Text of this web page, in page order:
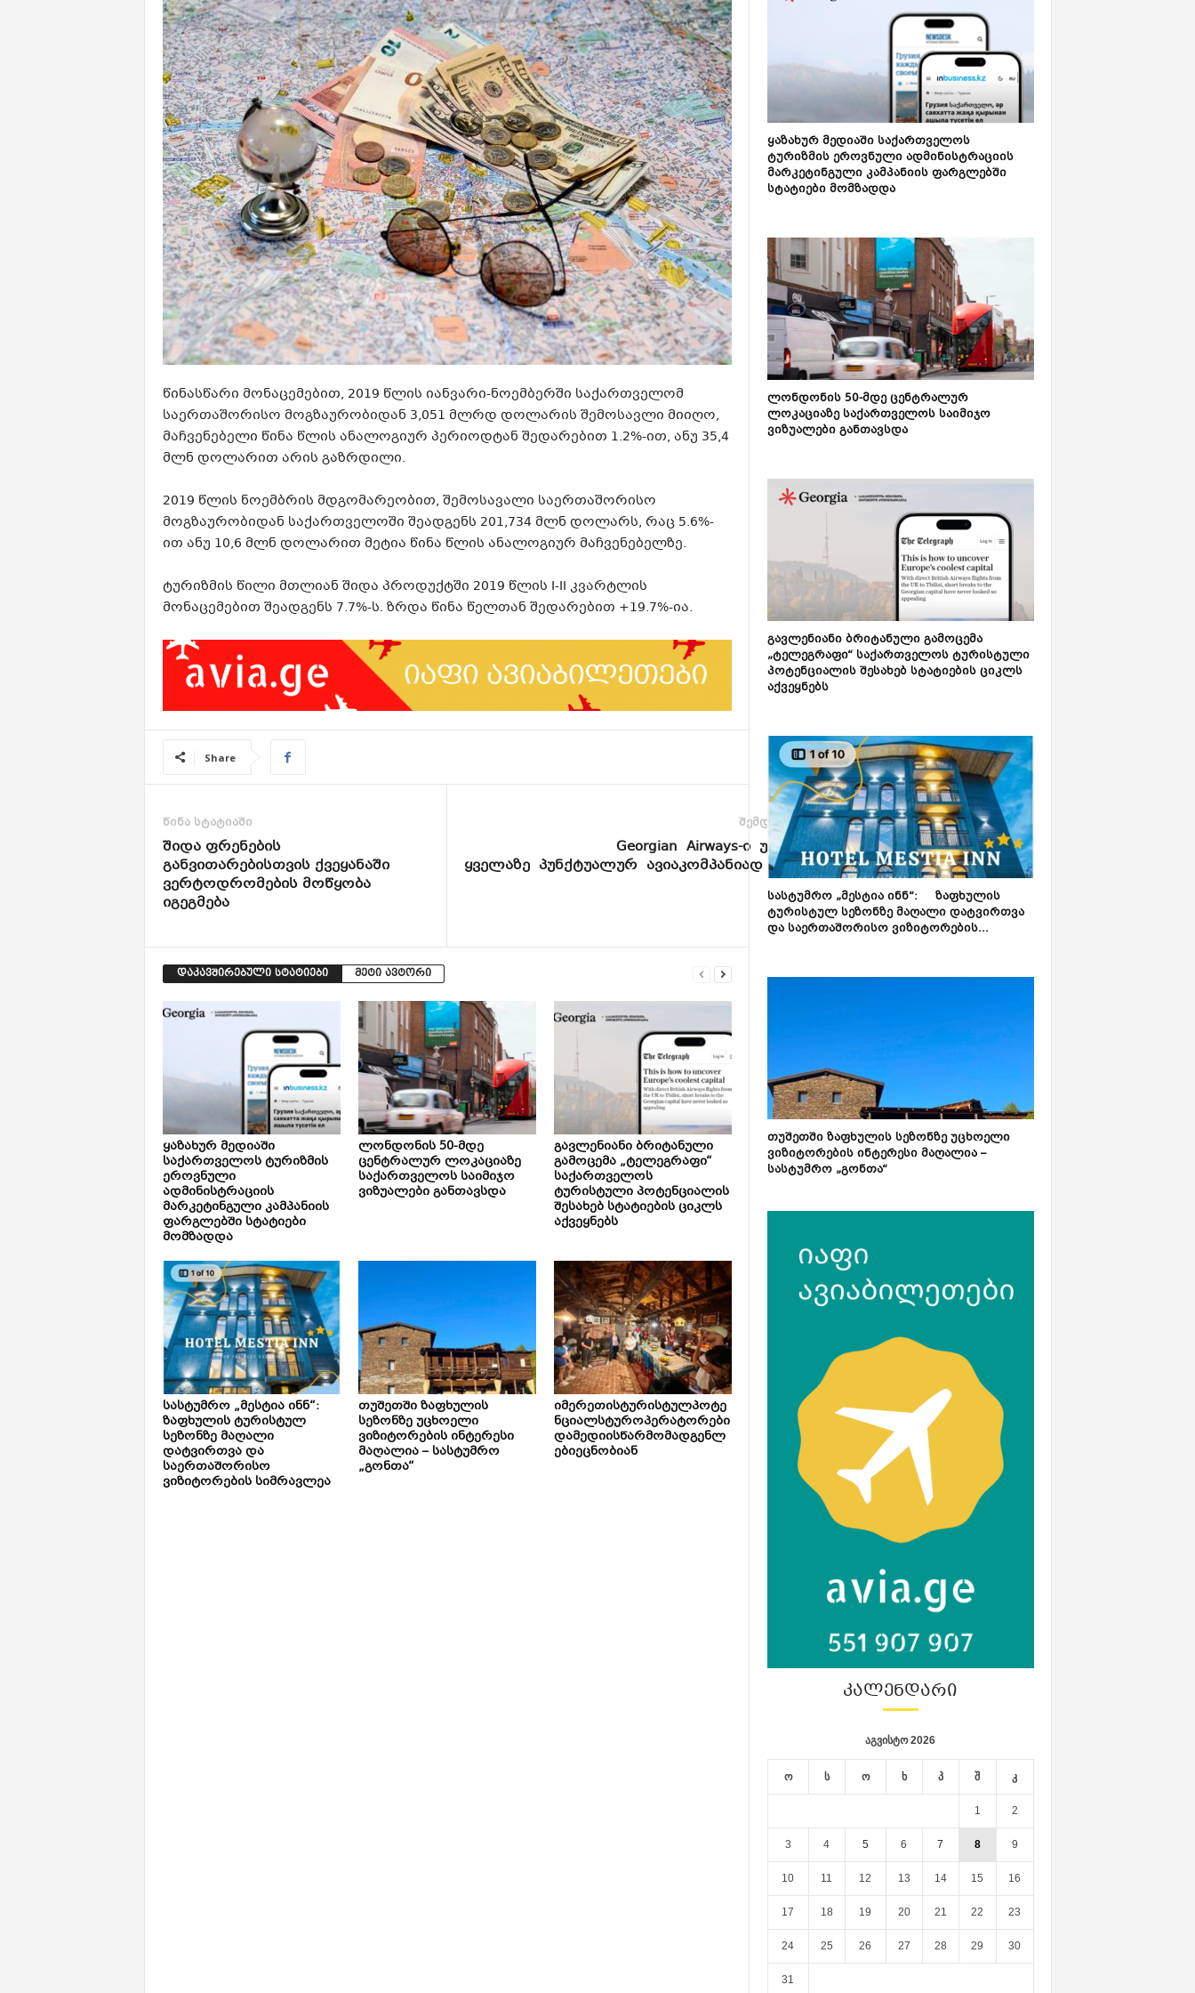
წინასწარი მონაცემებით, 2019 წლის იანვარი-ნოემბერში საქართველომ
საერთაშორისო მოგზაურობიდან 3,051 მლრდ დოლარის შემოსავლი მიიღო,
მაჩვენებელი წინა წლის ანალოგიურ პერიოდტან შედარებით 1.2%-ით, ანუ 35,4
მლნ დოლარით არის გაზრდილი.
2019 წლის ნოემბრის მდგომარეობით, შემოსავალი საერთაშორისო
მოგზაურობიდან საქართველოში შეადგენს 201,734 მლნ დოლარს, რაც 5.6%-
ით ანუ 10,6 მლნ დოლარით მეტია წინა წლის ანალოგიურ მაჩვენებელზე.
ტურიზმის წილი მთლიან შიდა პროდუქტში 2019 წლის I-II კვარტლის
მონაცემებით შეადგენს 7.7%-ს. ზრდა წინა წელთან შედარებით +19.7%-ია.
Share
წინა სტატიაში
შიდა ფრენების
განვითარებისთვის ქვეყანაში
ვერტოდრომების მოწყობა
იგეგმება
შემდეგი სტატია
Georgian Airways-ი უკრაინაში
ყველაზე პუნქტუალურ ავიაკომპანიად აღიარეს
დაკავშირებული სტატიები მეტი ავტორი
ყაზახურ მედიაში
საქართველოს ტურიზმის
ეროვნული
ადმინისტრაციის
მარკეტინგული კამპანიის
ფარგლებში სტატიები
მომზადდა
ლონდონის 50-მდე
ცენტრალურ ლოკაციაზე
საქართველოს საიმიჯო
ვიზუალები განთავსდა
გავლენიანი ბრიტანული
გამოცემა „ტელეგრაფი“
საქართველოს
ტურისტული პოტენციალის
შესახებ სტატიების ციკლს
აქვეყნებს
სასტუმრო „მესტია ინნ“:
ზაფხულის ტურისტულ
სეზონზე მაღალი
დატვირთვა და
საერთაშორისო
ვიზიტორების სიმრავლეა
თუშეთში ზაფხულის
სეზონზე უცხოელი
ვიზიტორების ინტერესი
მაღალია – სასტუმრო
„გონთა“
იმერეთისტურისტულპოტე
ნციალსტუროპერატორები
დამედიისწარმომადგენლ
ებიეცნობიან
ყაზახურ მედიაში საქართველოს
ტურიზმის ეროვნული ადმინისტრაციის
მარკეტინგული კამპანიის ფარგლებში
სტატიები მომზადდა
ლონდონის 50-მდე ცენტრალურ
ლოკაციაზე საქართველოს საიმიჯო
ვიზუალები განთავსდა
გავლენიანი ბრიტანული გამოცემა
„ტელეგრაფი“ საქართველოს ტურისტული
პოტენციალის შესახებ სტატიების ციკლს
აქვეყნებს
სასტუმრო „მესტია ინნ“: ზაფხულის
ტურისტულ სეზონზე მაღალი დატვირთვა
და საერთაშორისო ვიზიტორების...
თუშეთში ზაფხულის სეზონზე უცხოელი
ვიზიტორების ინტერესი მაღალია –
სასტუმრო „გონთა“
ᲙᲐᲚᲔᲜᲓᲐᲠᲘ
აგვისტო 2026
ო ს ო ხ პ შ კ
1 2
3 4 5 6 7 8 9
10 11 12 13 14 15 16
17 18 19 20 21 22 23
24 25 26 27 28 29 30
31